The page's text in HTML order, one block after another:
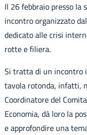
Il 26 febbraio presso la
incontro organizzato
dedicato alle crisi
rotte e filiera.
Si tratta di un incontro
tavola rotonda, infatti,
Coordinatore del
Economia, dà loro la
e approfondire una